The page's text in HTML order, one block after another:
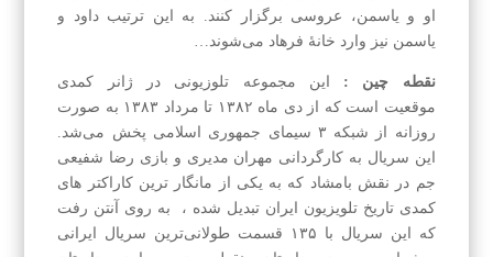
او و یاسمن، عروسی برگزار کنند. به این ترتیب داود و
یاسمن نیز وارد خانهٔ فرهاد می‌شوند…
نقطه چین : این مجموعه تلوزیونی در ژانر کمدی
موقعیت است که از دی ماه ۱۳۸۲ تا مرداد ۱۳۸۳ به صورت
روزانه از شبکه ۳ سیمای جمهوری اسلامی پخش می‌شد.
این سریال به کارگردانی مهران مدیری و بازی رضا شفیعی
جم در نقش بامشاد که به یکی از مانگار ترین کاراکتر های
کمدی تاریخ تلویزیون ایران تبدیل شده ، به روی آنتن رفت
که این سریال با ۱۳۵ قسمت طولانی‌ترین سریال ایرانی